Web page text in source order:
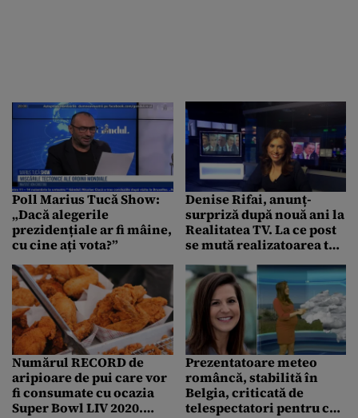
Poll Marius Tucă Show:
„Dacă alegerile
prezidențiale ar fi mâine,
cu cine ați vota?”
Denise Rifai, anunț-
surpriză după nouă ani la
Realitatea TV. La ce post
se mută realizatoarea tv:
proiect
Numărul RECORD de
aripioare de pui care vor
fi consumate cu ocazia
Super Bowl LIV 2020.
Prezentatoare meteo
româncă, stabilită în
Belgia, criticată de
telespectatori pentru că a